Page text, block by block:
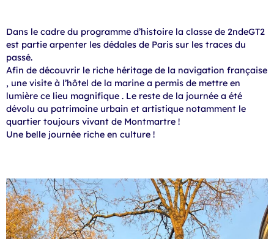
Dans le cadre du programme d’histoire la classe de 2ndeGT2
est partie arpenter les dédales de Paris sur les traces du
passé.
Afin de découvrir le riche héritage de la navigation française
, une visite à l’hôtel de la marine a permis de mettre en
lumière ce lieu magnifique . Le reste de la journée a été
dévolu au patrimoine urbain et artistique notamment le
quartier toujours vivant de Montmartre !
Une belle journée riche en culture !